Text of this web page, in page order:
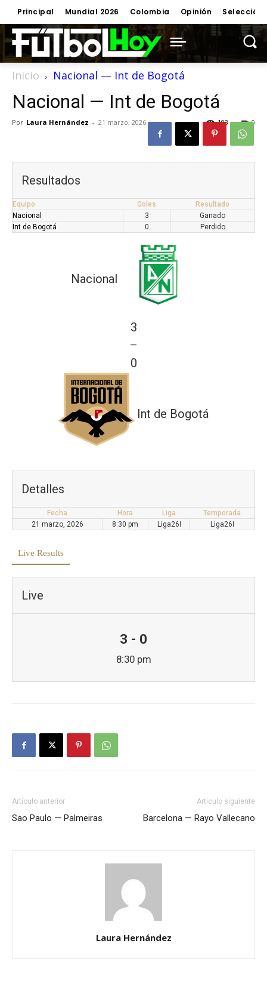
Principal Mundial 2026 Colombia Opinión Selección
Inicio Nacional — Int de Bogotá
Nacional — Int de Bogotá
Por Laura Hernández - 21 marzo, 2026 0
103
Resultados
Equipo Goles
Resultado
Nacional
3
Ganado
Int de Bogotá
0 Perdido
Nacional
3
—
0
Int de Bogotá
Detalles
Fecha Hora Liga
Temporada
21 marzo, 2026
8:30 pm Liga26I Liga26I
Live Results
Live
3 - 0
8:30 pm
Artículo anterior
Sao Paulo — Palmeiras
Artículo siguiente
Barcelona — Rayo Vallecano
Laura Hernández